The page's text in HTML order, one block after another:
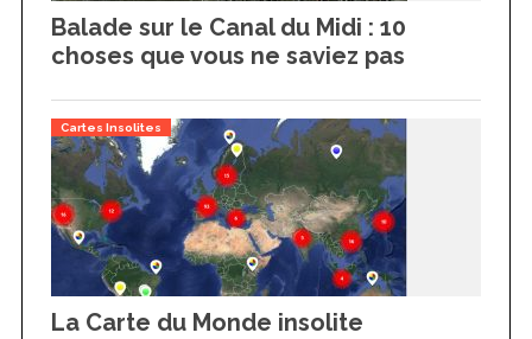
Balade sur le Canal du Midi : 10
choses que vous ne saviez pas
Cartes Insolites
La Carte du Monde insolite